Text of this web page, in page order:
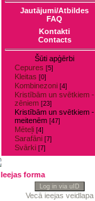
Jautājumi/Atbildes
FAQ
Kontakti
Contacts
Šūti apģērbi
Cepures [5]
Kleitas [0]
Kombinezoni [4]
Kristībām un svētkiem -
zēniem [23]
Kristībām un svētkiem -
meitenēm [47]
Mēteļi [4]
Sarafāni [7]
Svārki [7]
Ieejas forma
Log in via uID
Vecā ieejas veidlapa